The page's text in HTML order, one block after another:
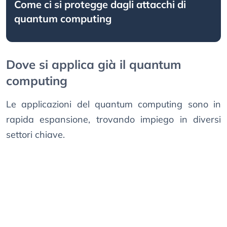
Come ci si protegge dagli attacchi di
quantum computing
Dove si applica già il quantum
computing
Le applicazioni del quantum computing sono in
rapida espansione, trovando impiego in diversi
settori chiave.